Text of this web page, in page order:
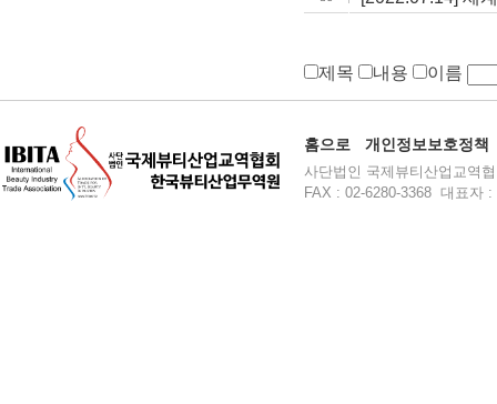
제목 내용 이름
홈으로 개인정보보호정책
사단법인 국제뷰티산업교역
FAX : 02-6280-3368 대표자